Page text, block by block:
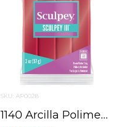
SKU: AP0028
1140 Arcilla Polimerica Sculpey Iii S302 Perla Rojo 57 G.